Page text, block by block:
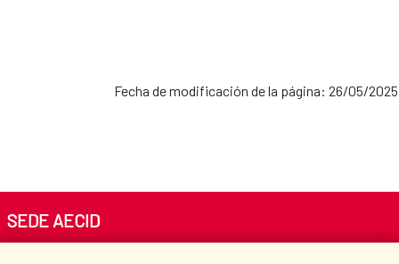
documento que se pueda enviar a todes les
inscripciones: Centro Cultural de España en
México
Fecha de modificación de la página: 26/05/2025
SEDE AECID